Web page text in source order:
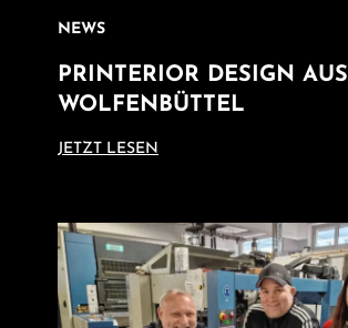
NEWS
PRINTERIOR DESIGN AUS
WOLFENBÜTTEL
JETZT LESEN